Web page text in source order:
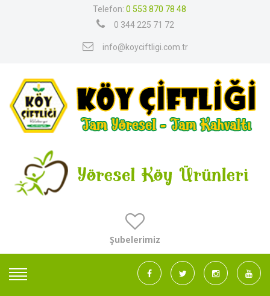
Telefon: 0 553 870 78 48
0 344 225 71 72
info@koyciftligi.com.tr
Şubelerimiz